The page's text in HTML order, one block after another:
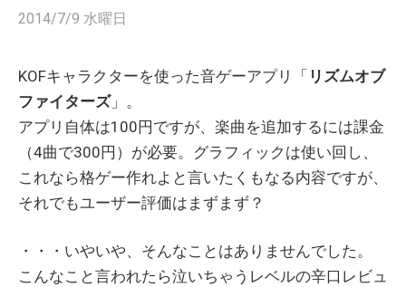
2014/7/9 水曜日
KOFキャラクターを使った音ゲーアプリ「 リズムオブ
ファイターズ」。
アプリ自体は100円ですが、楽曲を追加するには課金
（4曲で300円）が必要。グラフィックは使い回し、
これなら格ゲー作れよと言いたくもなる内容ですが、
それでもユーザー評価はまずまず？
・・・いやいや、そんなことはありませんでした。
こんなこと言われたら泣いちゃうレベルの辛口レビュ